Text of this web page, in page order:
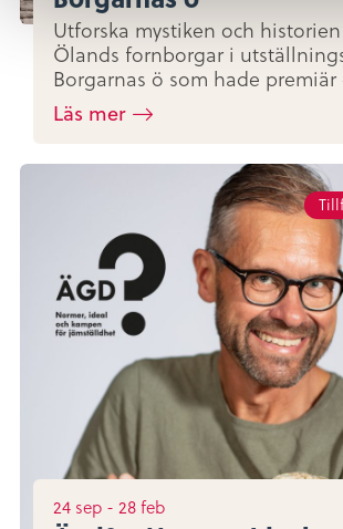
Utforska mystiken och
Ölands fornborgar i
Borgarnas ö som hade
Läs mer
24 sep -28 feb